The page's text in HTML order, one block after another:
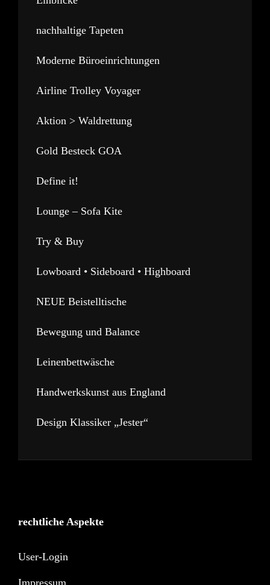
nachhaltige Tapeten
Moderne Büroeinrichtungen
Airline Trolley Voyager
Aktion > Waldrettung
Gold Besteck GOA
Define it!
Lounge – Sofa Kite
Try & Buy
Lowboard • Sideboard • Highboard
NEUE Beistelltische
Bewegung und Balance
Leinenbettwäsche
Handwerkskunst aus England
Design Klassiker „Jester“
rechtliche Aspekte
User-Login
Impressum